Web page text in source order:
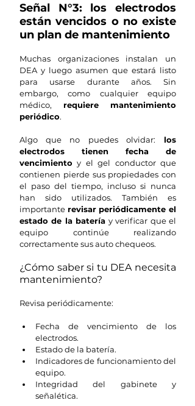
Señal N°3: los electrodos
están vencidos o no existe
un plan de mantenimiento
Muchas organizaciones instalan un
DEA y luego asumen que estará listo
para usarse durante años. Sin
embargo, como cualquier equipo
médico, requiere mantenimiento
periódico.
Algo que no puedes olvidar: los
electrodos tienen fecha de
vencimiento y el gel conductor que
contienen pierde sus propiedades con
el paso del tiempo, incluso si nunca
han sido utilizados. También es
importante revisar periódicamente el
estado de la batería y verificar que el
equipo continúe realizando
correctamente sus auto chequeos.
¿Cómo saber si tu DEA necesita
mantenimiento?
Revisa periódicamente:
Fecha de vencimiento de los
electrodos.
Estado de la batería.
Indicadores de funcionamiento del
equipo.
Integridad del gabinete y
señalética.